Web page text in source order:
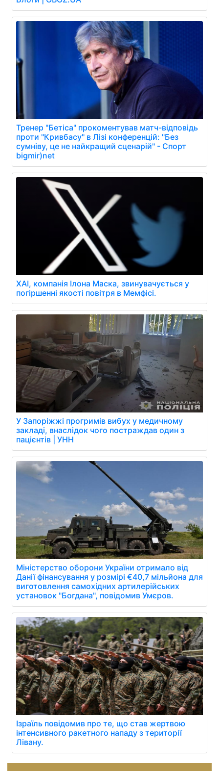
Тренер "Бетіса" прокоментував матч-відповідь
проти "Кривбасу" в Лізі конференцій: "Без
сумніву, це не найкращий сценарій" - Спорт
bigmir)net
XAI, компанія Ілона Маска, звинувачується у
погіршенні якості повітря в Мемфісі.
У Запоріжжі прогримів вибух у медичному
закладі, внаслідок чого постраждав один з
пацієнтів | УНН
Міністерство оборони України отримало від
Данії фінансування у розмірі €40,7 мільйона для
виготовлення самохідних артилерійських
установок "Богдана", повідомив Умєров.
Ізраїль повідомив про те, що став жертвою
інтенсивного ракетного нападу з території
Лівану.